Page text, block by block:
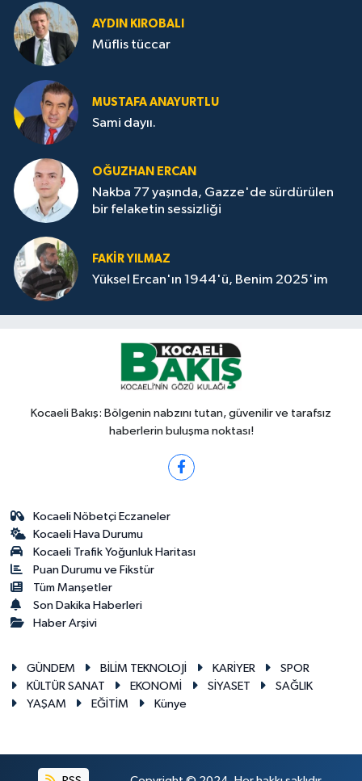
AYDIN KIROBALI
Müflis tüccar
MUSTAFA ANAYURTLU
Sami dayıı.
OĞUZHAN ERCAN
Nakba 77 yaşında, Gazze'de sürdürülen
bir felaketin sessizliği
FAKİR YILMAZ
Yüksel Ercan'ın 1944'ü, Benim 2025'im
Kocaeli Bakış: Bölgenin nabzını tutan, güvenilir ve tarafsız
haberlerin buluşma noktası!
Kocaeli Nöbetçi Eczaneler
Kocaeli Hava Durumu
Kocaeli Trafik Yoğunluk Haritası
Puan Durumu ve Fikstür
Tüm Manşetler
Son Dakika Haberleri
Haber Arşivi
GÜNDEM BİLİM TEKNOLOJİ KARİYER
SPOR
KÜLTÜR SANAT
EKONOMİ SİYASET
SAĞLIK
YAŞAM
EĞİTİM Künye